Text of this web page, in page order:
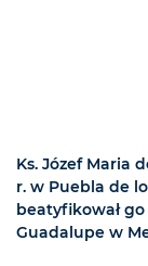
Ks. Józef Maria
r. w Puebla de
beatyfikował
Guadalupe w